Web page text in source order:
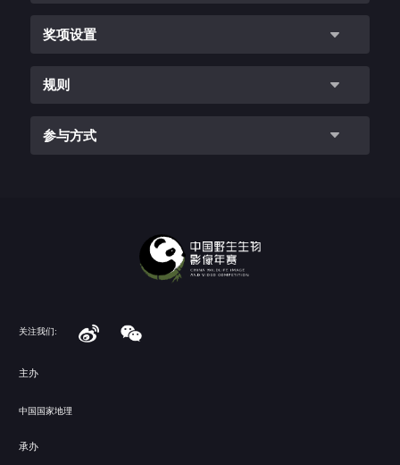
奖项设置
规则
参与方式
关注我们:
主办
中国国家地理
承办